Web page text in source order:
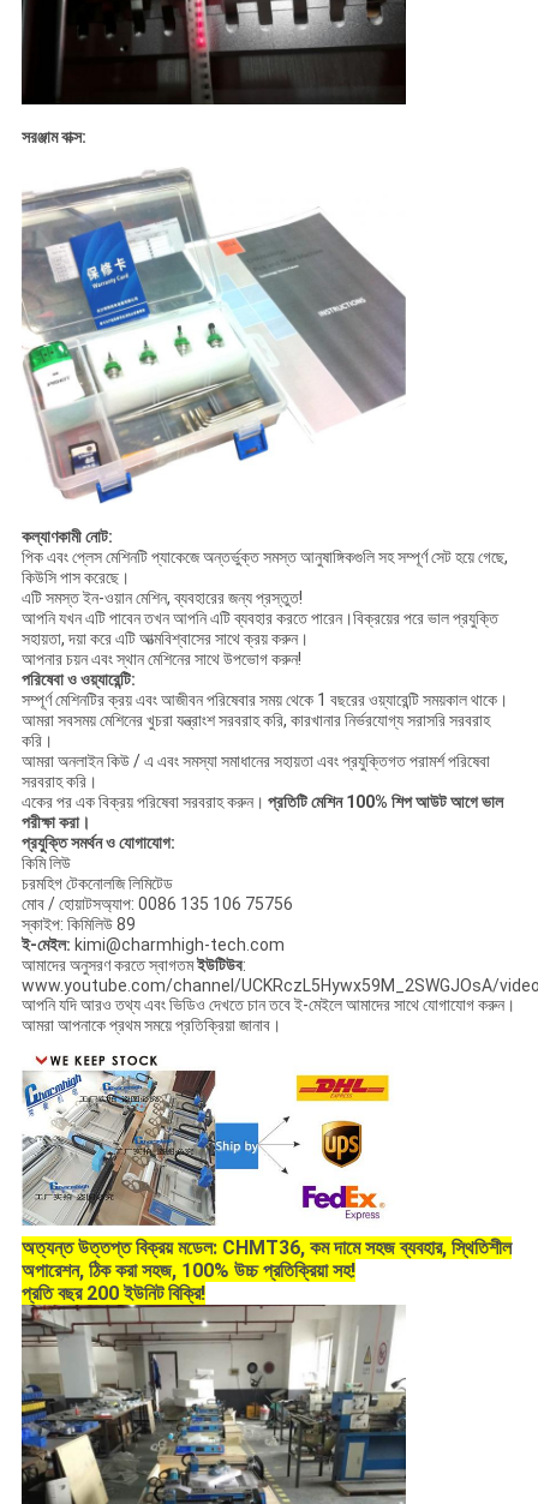
সরঞ্জাম বাক্স:
কল্যাণকামী নোট:
পিক এবং প্লেস মেশিনটি প্যাকেজে অন্তর্ভুক্ত সমস্ত আনুষাঙ্গিকগুলি সহ সম্পূর্ণ সেট হয়ে গেছে,
কিউসি পাস করেছে।
এটি সমস্ত ইন-ওয়ান মেশিন, ব্যবহারের জন্য প্রস্তুত!
আপনি যখন এটি পাবেন তখন আপনি এটি ব্যবহার করতে পারেন।বিক্রয়ের পরে ভাল প্রযুক্তি
সহায়তা, দয়া করে এটি আত্মবিশ্বাসের সাথে ক্রয় করুন।
আপনার চয়ন এবং স্থান মেশিনের সাথে উপভোগ করুন!
পরিষেবা ও ওয়্যারেন্টি:
সম্পূর্ণ মেশিনটির ক্রয় এবং আজীবন পরিষেবার সময় থেকে 1 বছরের ওয়্যারেন্টি সময়কাল থাকে।
আমরা সবসময় মেশিনের খুচরা যন্ত্রাংশ সরবরাহ করি, কারখানার নির্ভরযোগ্য সরাসরি সরবরাহ
করি।
আমরা অনলাইন কিউ / এ এবং সমস্যা সমাধানের সহায়তা এবং প্রযুক্তিগত পরামর্শ পরিষেবা
সরবরাহ করি।
একের পর এক বিক্রয় পরিষেবা সরবরাহ করুন। প্রতিটি মেশিন 100% শিপ আউট আগে ভাল
পরীক্ষা করা।
প্রযুক্তি সমর্থন ও যোগাযোগ:
কিমি লিউ
চরমহিগ টেকনোলজি লিমিটেড
মোব / হোয়াটসঅ্যাপ: 0086 135 106 75756
স্কাইপ: কিমিলিউ 89
ই-মেইল: kimi@charmhigh-tech.com
আমাদের অনুসরণ করতে স্বাগতমইউটিউব:
www.youtube.com/channel/UCKRczL5Hywx59M_2SWGJOsA/
আপনি যদি আরও তথ্য এবং ভিডিও দেখতে চান তবে ই-মেইলে আমাদের সাথে যোগাযোগ করুন।
আমরা আপনাকে প্রথম সময়ে প্রতিক্রিয়া জানাব।
অত্যন্ত উত্তপ্ত বিক্রয় মডেল: CHMT36, কম দামে সহজ ব্যবহার, স্থিতিশীল
অপারেশন, ঠিক করা সহজ, 100% উচ্চ প্রতিক্রিয়া সহ!
প্রতি বছর 200 ইউনিট বিক্রি!